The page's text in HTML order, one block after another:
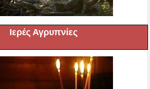
Ιερές Αγρυπνίες